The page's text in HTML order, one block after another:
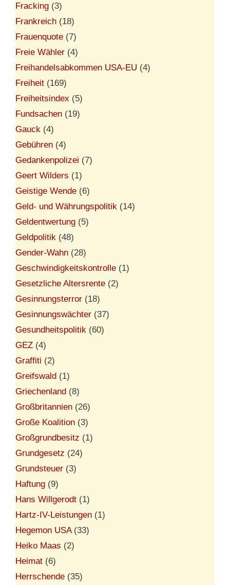
Fracking (3)
Frankreich (18)
Frauenquote (7)
Freie Wähler (4)
Freihandelsabkommen USA-EU (4)
Freiheit (169)
Freiheitsindex (5)
Fundsachen (19)
Gauck (4)
Gebühren (4)
Gedankenpolizei (7)
Geert Wilders (1)
Geistige Wende (6)
Geld- und Währungspolitik (14)
Geldentwertung (5)
Geldpolitik (48)
Gender-Wahn (28)
Geschwindigkeitskontrolle (1)
Gesetzliche Altersrente (2)
Gesinnungsterror (18)
Gesinnungswächter (37)
Gesundheitspolitik (60)
GEZ (4)
Graffiti (2)
Greifswald (1)
Griechenland (8)
Großbritannien (26)
Große Koalition (3)
Großgrundbesitz (1)
Grundgesetz (24)
Grundsteuer (3)
Haftung (9)
Hans Willgerodt (1)
Hartz-IV-Leistungen (1)
Hegemon USA(33)
Heiko Maas (2)
Heimat (6)
Herrschende (35)